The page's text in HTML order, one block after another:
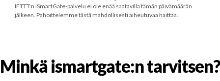
IFTTT:n iSmartGate-palvelu ei ole enää saatavilla tämän päivämäärän
jälkeen. Pahoittelemme tästä mahdollisesti aiheutuvaa haittaa.
Minkä ismartgate:n tarvitsen?